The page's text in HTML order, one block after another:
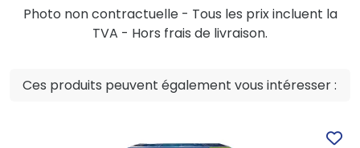
Photo non contractuelle - Tous les prix incluent la
TVA - Hors frais de livraison.
Ces produits peuvent également vous intéresser :